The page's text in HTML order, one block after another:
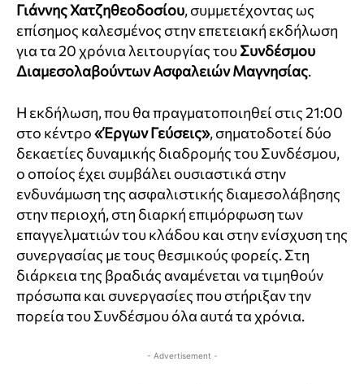
Γιάννης Χατζηθεοδοσίου, συμμετέχοντας ως
επίσημος καλεσμένος στην επετειακή εκδήλωση
για τα 20 χρόνια λειτουργίας τουΣυνδέσμου
Διαμεσολαβούντων Ασφαλειών Μαγνησίας.
Η εκδήλωση, που θα πραγματοποιηθεί στις 21:00
στο κέντρο«Έργων Γεύσεις», σηματοδοτεί δύο
δεκαετίες δυναμικής διαδρομής του Συνδέσμου,
ο οποίος έχει συμβάλει ουσιαστικά στην
ενδυνάμωση της ασφαλιστικής διαμεσολάβησης
στην περιοχή, στη διαρκή επιμόρφωση των
επαγγελματιών του κλάδου και στην ενίσχυση της
συνεργασίας με τους θεσμικούς φορείς. Στη
διάρκεια της βραδιάς αναμένεται να τιμηθούν
πρόσωπα και συνεργασίες που στήριξαν την
πορεία του Συνδέσμου όλα αυτά τα χρόνια.
- Advertisement -